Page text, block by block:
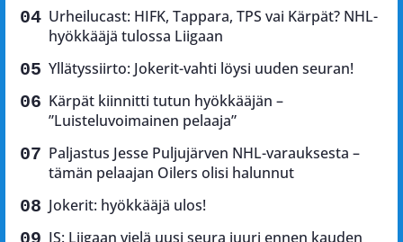
Urheilucast: HIFK, Tappara, TPS vai Kärpät? NHL-
hyökkääjä tulossa Liigaan
Yllätyssiirto: Jokerit-vahti löysi uuden seuran!
Kärpät kiinnitti tutun hyökkääjän –
”Luisteluvoimainen pelaaja”
Paljastus Jesse Puljujärven NHL-varauksesta –
tämän pelaajan Oilers olisi halunnut
Jokerit: hyökkääjä ulos!
IS: Liigaan vielä uusi seura juuri ennen kauden